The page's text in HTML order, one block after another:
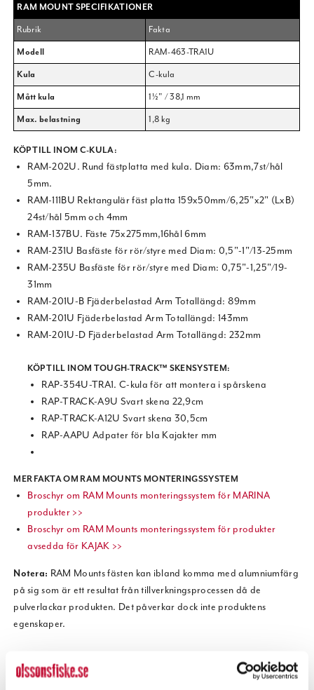
RAM MOUNT SPECIFIKATIONER
Rubrik
Fakta
Modell
RAM-463-TRA1U
Kula
C-kula
Mått kula
1½" / 38,1 mm
Max. belastning
1,8 kg
KÖP TILL INOM C-KULA:
RAM-202U. Rund fästplatta med kula. Diam: 63mm,7st/hål
5mm.
RAM-111BU Rektangulär fäst platta 159x50mm/6,25"x2" (LxB)
24st/hål 5mm och 4mm
RAM-137BU. Fäste 75x275mm,16hål 6mm
RAM-231U Basfäste för rör/styre med Diam: 0,5"-1"/13-25mm
RAM-235U Basfäste för rör/styre med Diam: 0,75"-1,25"/19-
31mm
RAM-201U-B Fjäderbelastad Arm Totallängd: 89mm
RAM-201U Fjäderbelastad Arm Totallängd: 143mm
RAM-201U-D Fjäderbelastad Arm Totallängd: 232mm
KÖP TILL INOM TOUGH-TRACK™ SKENSYSTEM:
RAP-354U-TRA1. C-kula för att montera i spårskena
RAP-TRACK-A9U Svart skena 22,9cm
RAP-TRACK-A12U Svart skena 30,5cm
RAP-AAPU Adpater för bla Kajakter mm
MER FAKTA OM RAM MOUNTS MONTERINGSSYSTEM
Broschyr om RAM Mounts monteringssystem för MARINA
produkter >>
Broschyr om RAM Mounts monteringssystem för produkter
avsedda för KAJAK >>
Notera: RAM Mounts fästen kan ibland komma med alumniumfärg
på sig som är ett resultat från tillverkningsprocessen då de
pulverlackar produkten. Det påverkar dock inte produktens
egenskaper.